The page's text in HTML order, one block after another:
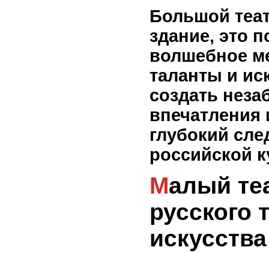
Большой
здание, это
волшебное
таланты и
создать
впечатления
глубокий
российской
Малый театр - символ
русского
искусства